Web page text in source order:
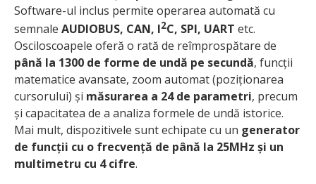
Software-ul inclus permite operarea automată cu
semnale AUDIOBUS, CAN, I2C, SPI, UART etc.
Osciloscoapele oferă o rată de reîmprospătare de
până la 1300 de forme de undă pe secundă, funcții
matematice avansate, zoom automat (poziționarea
cursorului) și măsurarea a 24 de parametri, precum
și capacitatea de a analiza formele de undă istorice.
Mai mult, dispozitivele sunt echipate cu un generator
de funcții cu o frecvență de până la 25MHz și un
multimetru cu 4 cifre.